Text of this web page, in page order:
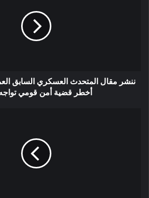
ننشر مقال المتحدث العسكري السابق
أخطر قضية أمن قومي